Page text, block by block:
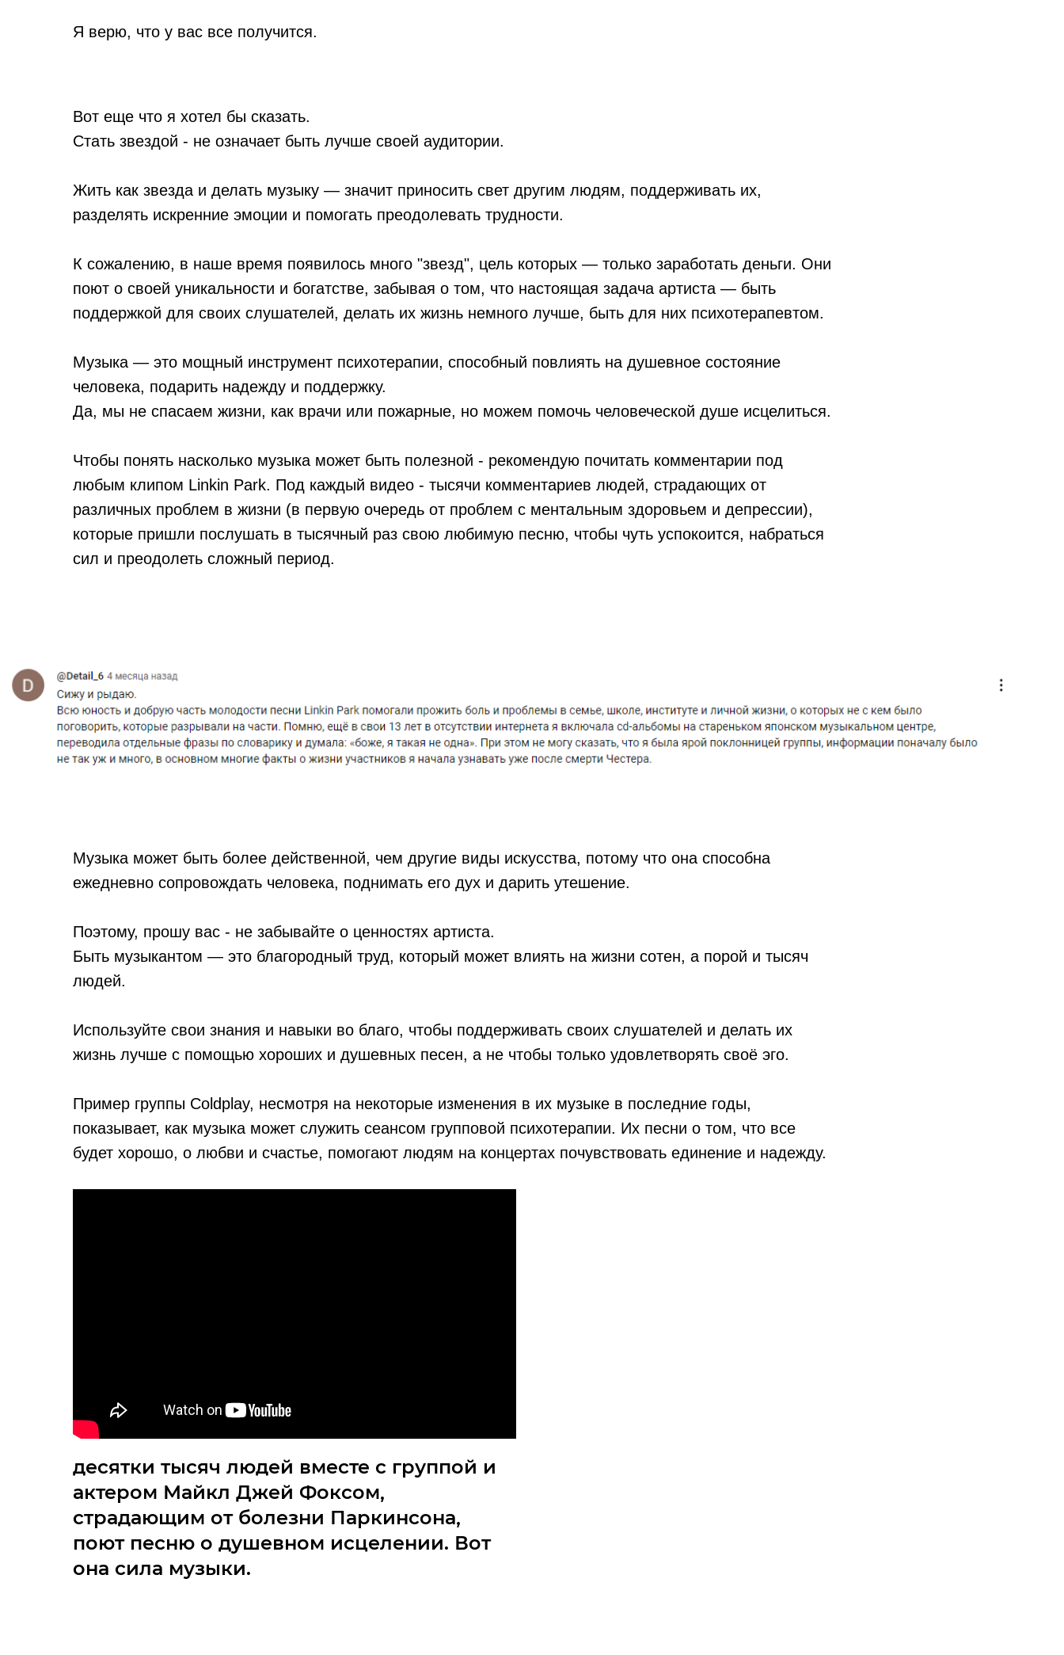
Я верю, что у вас все получится.
Вот еще что я хотел бы сказать.
Стать звездой - не означает быть лучше своей аудитории.
Жить как звезда и делать музыку — значит приносить свет другим людям, поддерживать их,
разделять искренние эмоции и помогать преодолевать трудности.
К сожалению, в наше время появилось много "звезд", цель которых — только заработать деньги. Они
поют о своей уникальности и богатстве, забывая о том, что настоящая задача артиста — быть
поддержкой для своих слушателей, делать их жизнь немного лучше, быть для них психотерапевтом.
Музыка — это мощный инструмент психотерапии, способный повлиять на душевное состояние
человека, подарить надежду и поддержку.
Да, мы не спасаем жизни, как врачи или пожарные, но можем помочь человеческой душе исцелиться.
Чтобы понять насколько музыка может быть полезной - рекомендую почитать комментарии под
любым клипом Linkin Park. Под каждый видео - тысячи комментариев людей, страдающих от
различных проблем в жизни (в первую очередь от проблем с ментальным здоровьем и депрессии),
которые пришли послушать в тысячный раз свою любимую песню, чтобы чуть успокоится, набраться
сил и преодолеть сложный период.
Музыка может быть более действенной, чем другие виды искусства, потому что она способна
ежедневно сопровождать человека, поднимать его дух и дарить утешение.
Поэтому, прошу вас - не забывайте о ценностях артиста.
Быть музыкантом — это благородный труд, который может влиять на жизни сотен, а порой и тысяч
людей.
Используйте свои знания и навыки во благо, чтобы поддерживать своих слушателей и делать их
жизнь лучше с помощью хороших и душевных песен, а не чтобы только удовлетворять своё эго.
Пример группы Coldplay, несмотря на некоторые изменения в их музыке в последние годы,
показывает, как музыка может служить сеансом групповой психотерапии. Их песни о том, что все
будет хорошо, о любви и счастье, помогают людям на концертах почувствовать единение и надежду.
десятки тысяч людей вместе с группой и
актером Майкл Джей Фоксом,
страдающим от болезни Паркинсона,
поют песню о душевном исцелении. Вот
она сила музыки.